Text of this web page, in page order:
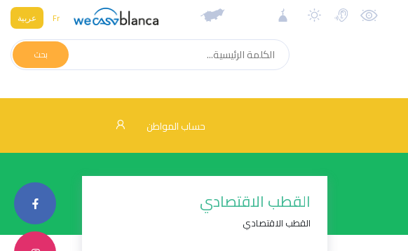
Fr عربية
بحث
حساب المواطن
القطب الاقتصادي
القطب الاقتصادي